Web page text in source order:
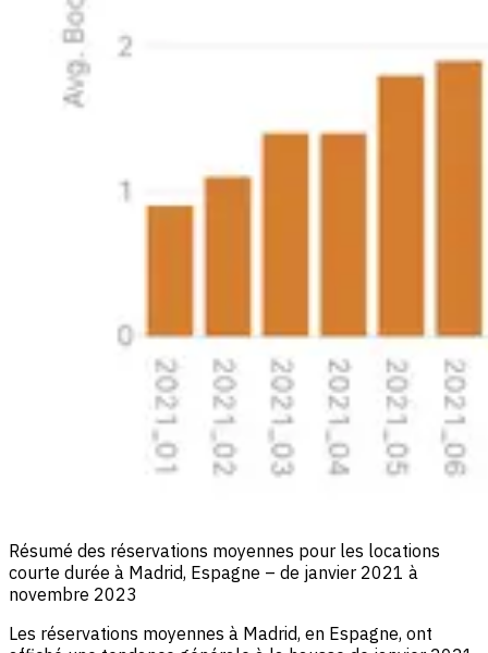
Résumé des réservations moyennes pour les locations
courte durée à Madrid, Espagne – de janvier 2021 à
novembre 2023
Les réservations moyennes à Madrid, en Espagne, ont